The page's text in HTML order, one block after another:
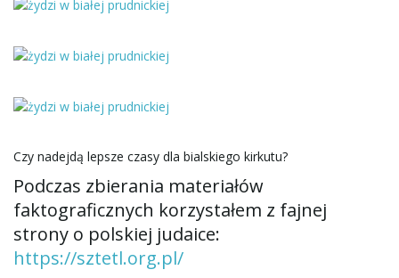
Czy nadejdą lepsze czasy dla bialskiego kirkutu?
Podczas zbierania materiałów
faktograficznych korzystałem z fajnej
strony o polskiej judaice:
https://sztetl.org.pl/